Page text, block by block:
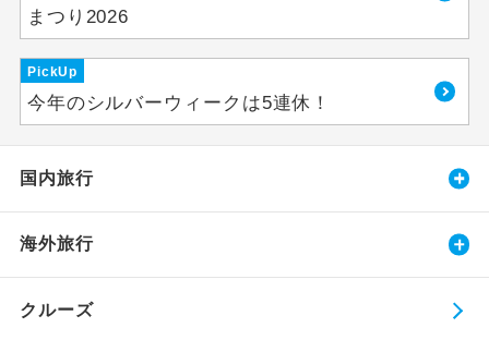
まつり2026
PickUp
今年のシルバーウィークは5連休！
国内旅行
海外旅行
クルーズ